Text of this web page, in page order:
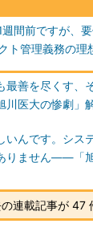
週間前ですが、
ト管理義務の理
最善を尽くす、
医大の惨劇」
いんです。シス
りません――「
連載記事が 47